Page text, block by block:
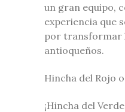
un gran equipo,
experiencia que
por transformar
antioqueños.
Hincha del Rojo
¡Hincha del